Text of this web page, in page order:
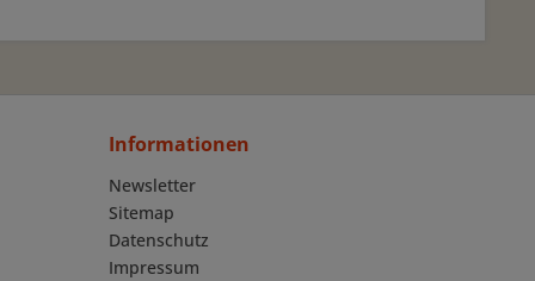
Informationen
Newsletter
Sitemap
Datenschutz
Impressum